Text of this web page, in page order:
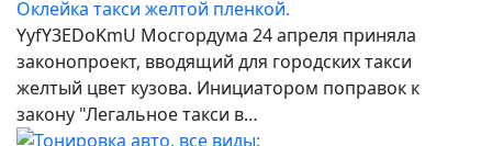
Оклейка такси желтой пленкой.
YyfY3EDoKmU Мосгордума 24 апреля приняла
законопроект, вводящий для городских такси
желтый цвет кузова. Инициатором поправок к
закону "Легальное такси в…